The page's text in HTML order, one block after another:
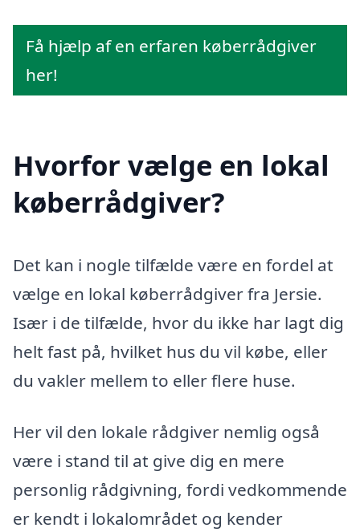
Få hjælp af en erfaren køberrådgiver
her!
Hvorfor vælge en lokal
køberrådgiver?
Det kan i nogle tilfælde være en fordel at
vælge en lokal køberrådgiver fra Jersie.
Især i de tilfælde, hvor du ikke har lagt dig
helt fast på, hvilket hus du vil købe, eller
du vakler mellem to eller flere huse.
Her vil den lokale rådgiver nemlig også
være i stand til at give dig en mere
personlig rådgivning, fordi vedkommende
er kendt i lokalområdet og kender